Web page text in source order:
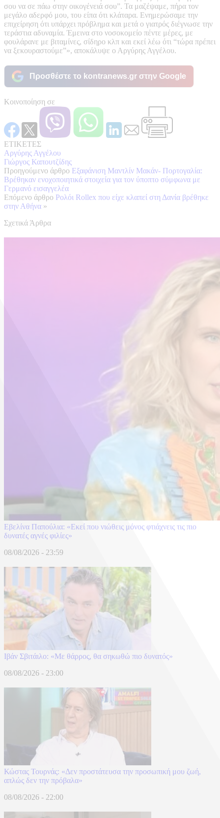
σου να σε πάω στην οικογένειά σου”. Τα μαζέψαμε, πήρα τον
μεγάλο αδερφό μου, του είπα ότι κλάταρα. Ενημερώσαμε την
επιχείρηση ότι υπάρχει πρόβλημα και μετά ο γιατρός διέγνωσε την
τεράστια αδυναμία. Έμεινα στο νοσοκομείο πέντε μέρες, με
φουλάρανε με βιταμίνες, σίδηρο κλπ και εκεί λέω ότι “τώρα πρέπει
να ξεκουραστούμε”», αποκάλυψε ο Αργύρης Αγγέλου.
Προσθέστε το kontranews.gr στην Google
Κοινοποίηση σε
ΕΤΙΚΕΤΕΣ
Αργύρης Αγγέλου
Γιώργος Καπουτζίδης
Προηγούμενο άρθρο Εξαφάνιση Μαντλίν Μακάν- Πορτογαλία:
Βρέθηκαν ενοχοποιητικά στοιχεία για τον ύποπτο σύμφωνα με
Γερμανό εισαγγελέα
Επόμενο άρθρο Ρολόι Rollex που είχε κλαπεί στη Δανία βρέθηκε
στην Αθήνα »
Σχετικά Άρθρα
Εβελίνα Παπούλια: «Εκεί που νιώθεις μόνος φτιάχνεις τις πιο
δυνατές αγνές φιλίες»
08/08/2026 - 23:59
Ιβάν Σβιτάιλο: «Με θάρρος, θα σηκωθώ πιο δυνατός»
08/08/2026 - 23:00
Κώστας Τουρνάς: «Δεν προστάτευσα την προσωπική μου ζωή,
απλώς δεν την πρόβαλα»
08/08/2026 - 22:00